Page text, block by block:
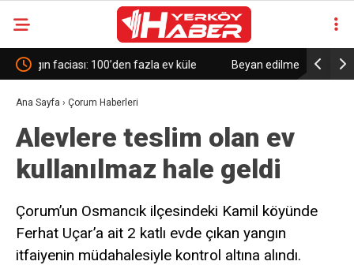
küle Beyan edilmeyen 395,49 gram altın takılar gümrüğe
takıldı
Ana Sayfa › Çorum Haberleri
Alevlere teslim olan ev
kullanılmaz hale geldi
Çorum’un Osmancık ilçesindeki Kamil köyünde
Ferhat Uçar’a ait 2 katlı evde çıkan yangın
itfaiyenin müdahalesiyle kontrol altına alındı.